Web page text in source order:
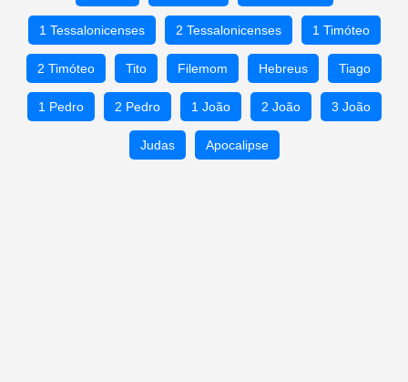
1 Tessalonicenses 2 Tessalonicenses 1 Timóteo
2 Timóteo Tito Filemom Hebreus Tiago
1 Pedro 2 Pedro 1 João 2 João 3 João
Judas Apocalipse